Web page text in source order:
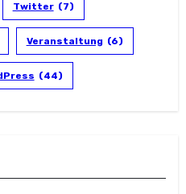
Twitter (7)
Veranstaltung (6)
(44)